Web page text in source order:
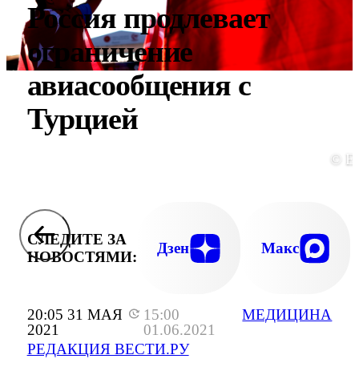
20:05 31 МАЯ
2021
15:00
01.06.2021
РЕДАКЦИЯ ВЕСТИ.РУ
МЕДИЦИНА
Россия продлевает
ограничение
авиасообщения с
Турцией
©
СЛЕДИТЕ ЗА
НОВОСТЯМИ:
Дзен Макс